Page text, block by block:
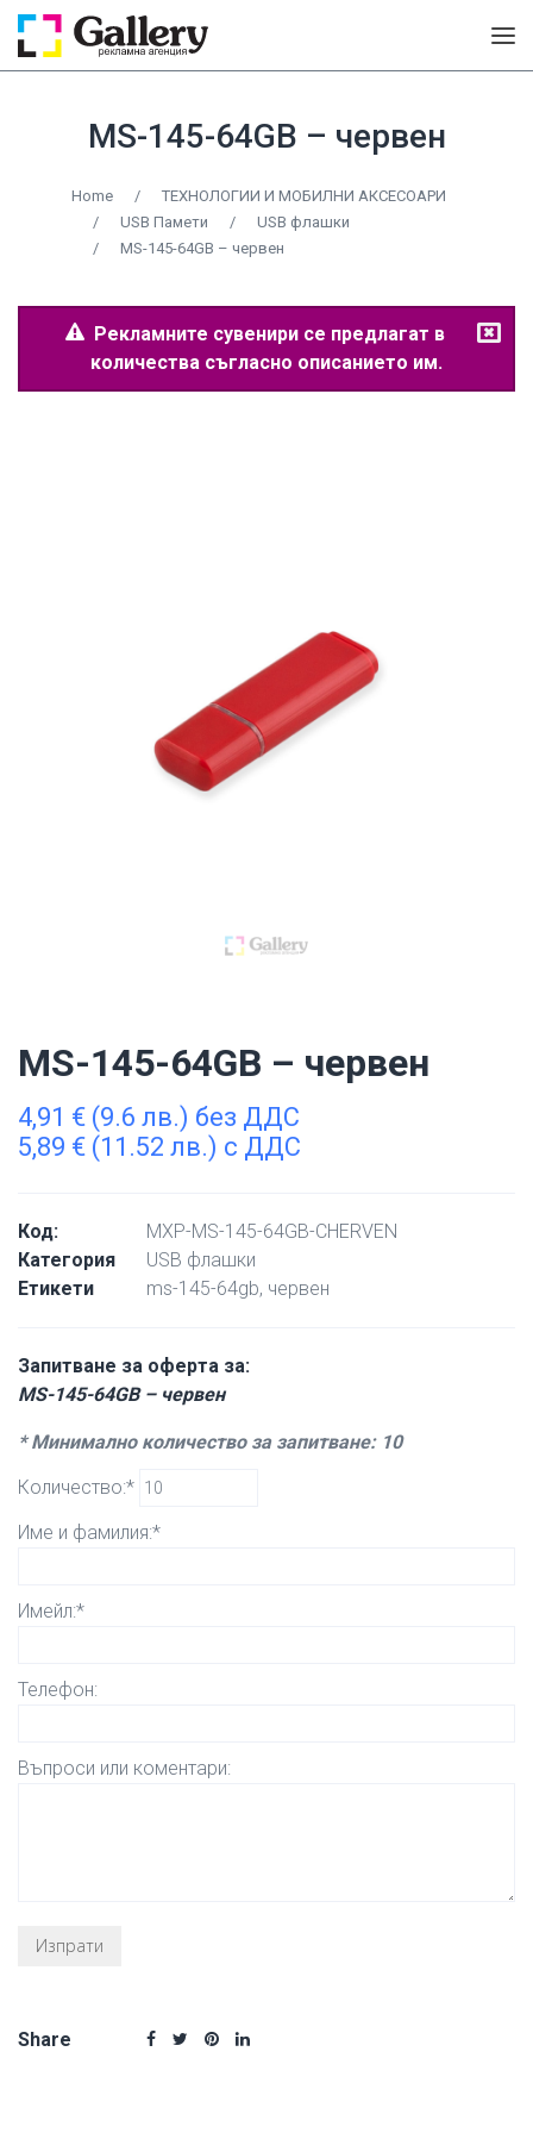
MS-145-64GB – червен
Home /
ТЕХНОЛОГИИ И МОБИЛНИ АКСЕСОАРИ
/
USB Памети /
USB флашки
/
MS-145-64GB – червен
Рекламните сувенири се предлагат в
количества съгласно описанието им.
MS-145-64GB – червен
4,91 € (9.6 лв.) без ДДС
5,89 € (11.52 лв.) с ДДС
Код:
MXP-MS-145-64GB-CHERVEN
Категория
USB флашки
Етикети
ms-145-64gb, червен
Запитване за оферта за:
MS-145-64GB – червен
* Минимално количество за запитване: 10
Количество:*
Име и фамилия:*
Имейл:*
Телефон:
Въпроси или коментари:
Share